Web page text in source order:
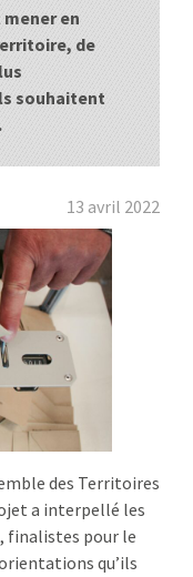
en
de
souhaitent
13 avril 2022
des Territoires
a interpellé les
finalistes pour le
qu’ils